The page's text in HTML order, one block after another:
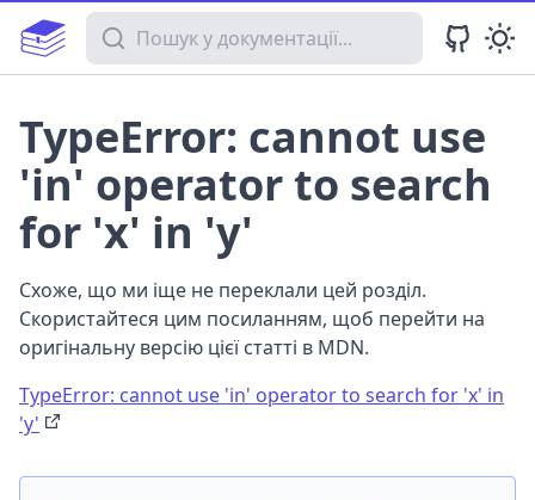
Пошук у документації
TypeError: cannot use
'in' operator to search
for 'x' in 'y'
Схоже, що ми іще не переклали цей розділ.
Скористайтеся цим посиланням, щоб перейти на
оригінальну версію цієї статті в MDN.
TypeError: cannot use 'in' operator to search for 'x' in
'y'